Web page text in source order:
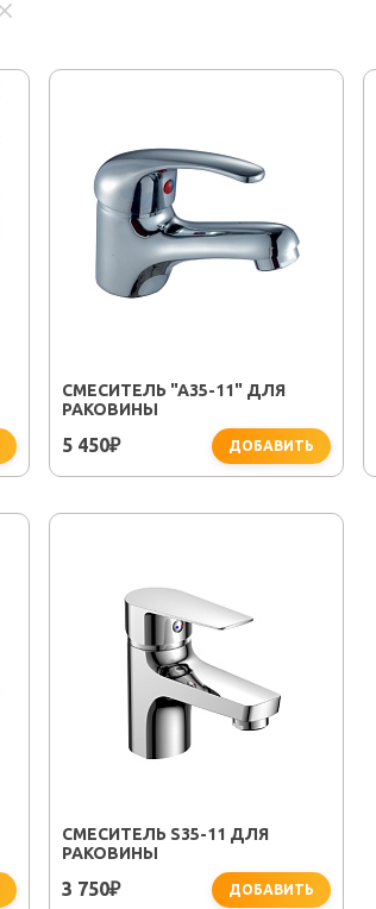
СМЕСИТЕЛЬ "A35-11" ДЛЯ
РАКОВИНЫ
5 450₽ ДОБАВИТЬ
СМЕСИТЕЛЬ S35-11 ДЛЯ
РАКОВИНЫ
3 750₽ ДОБАВИТЬ